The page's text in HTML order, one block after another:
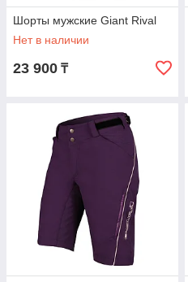
Шорты мужские Giant Rival
Нет в наличии
23 900 ₸